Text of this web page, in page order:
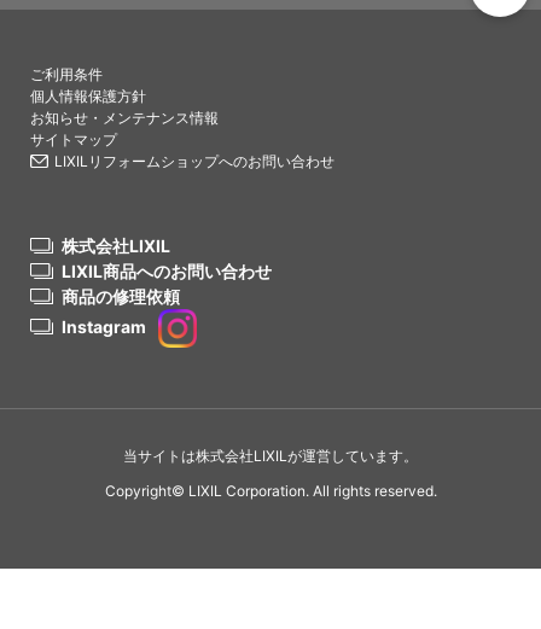
ご利用条件
個人情報保護方針
お知らせ・メンテナンス情報
サイトマップ
LIXILリフォームショップへのお問い合わせ
株式会社LIXIL
LIXIL商品へのお問い合わせ
商品の修理依頼
Instagram
当サイトは株式会社LIXILが運営しています。
Copyright© LIXIL Corporation. All rights reserved.